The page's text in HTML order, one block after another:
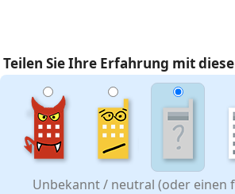
Teilen Sie Ihre Erfahrung mit
Unbekannt / neutral (oder einen